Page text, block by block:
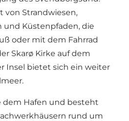
von Strandwiesen,
und Küstenpfaden, die
oder mit dem Fahrrad
Skarø Kirke auf dem
Insel bietet sich ein weiter
dem Hafen und besteht
rund um